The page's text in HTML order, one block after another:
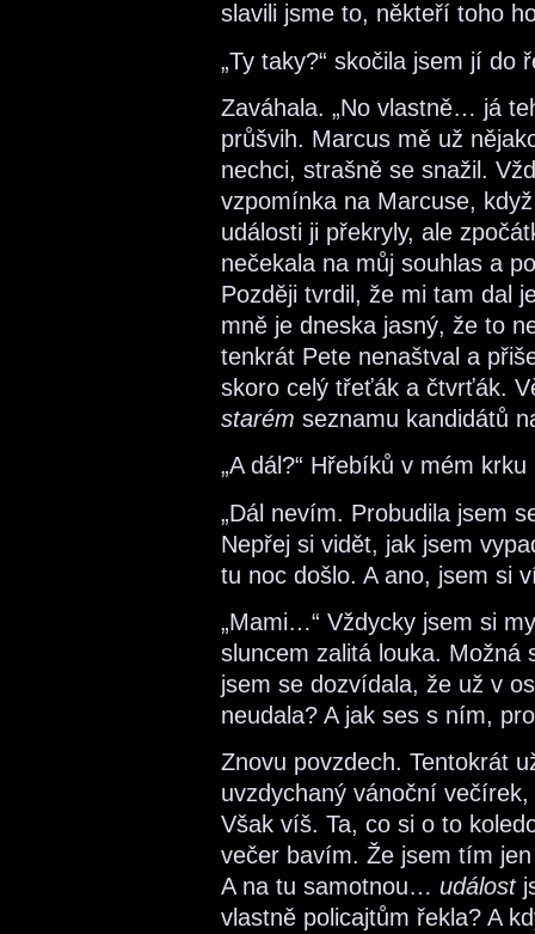
slavili jsme to, někteří toho
„Ty taky?“ skočila jsem jí do
Zaváhala. „No vlastně… já
průšvih. Marcus mě už
nechci, strašně se snažil.
vzpomínka na Marcuse,
události ji překryly, ale
nečekala na můj souhlas a
Později tvrdil, že mi tam dal
mně je dneska jasný, že to
tenkrát Pete nenaštval a
skoro celý třeťák a čtvrťák.
starém seznamu kandidátů
„A dál?“ Hřebíků v mém
„Dál nevím. Probudila jsem
Nepřej si vidět, jak jsem
tu noc došlo. A ano, jsem si
„Mami…“ Vždycky jsem si
sluncem zalitá louka. Možná
jsem se dozvídala, že už v
neudala? A jak ses s ním,
Znovu povzdech. Tentokrát
uvzdychaný vánoční
Však víš. Ta, co si o to
večer bavím. Že jsem tím
A na tu samotnou… událost
vlastně policajtům řekla? A